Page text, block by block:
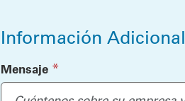
Información Adicional
Mensaje (required)
*